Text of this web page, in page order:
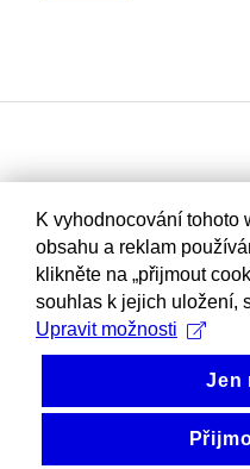
K vyhodnocování tohoto
obsahu a reklam
klikněte na „přijmout
souhlas k jejich uložení,
Upravit možnosti
Jen